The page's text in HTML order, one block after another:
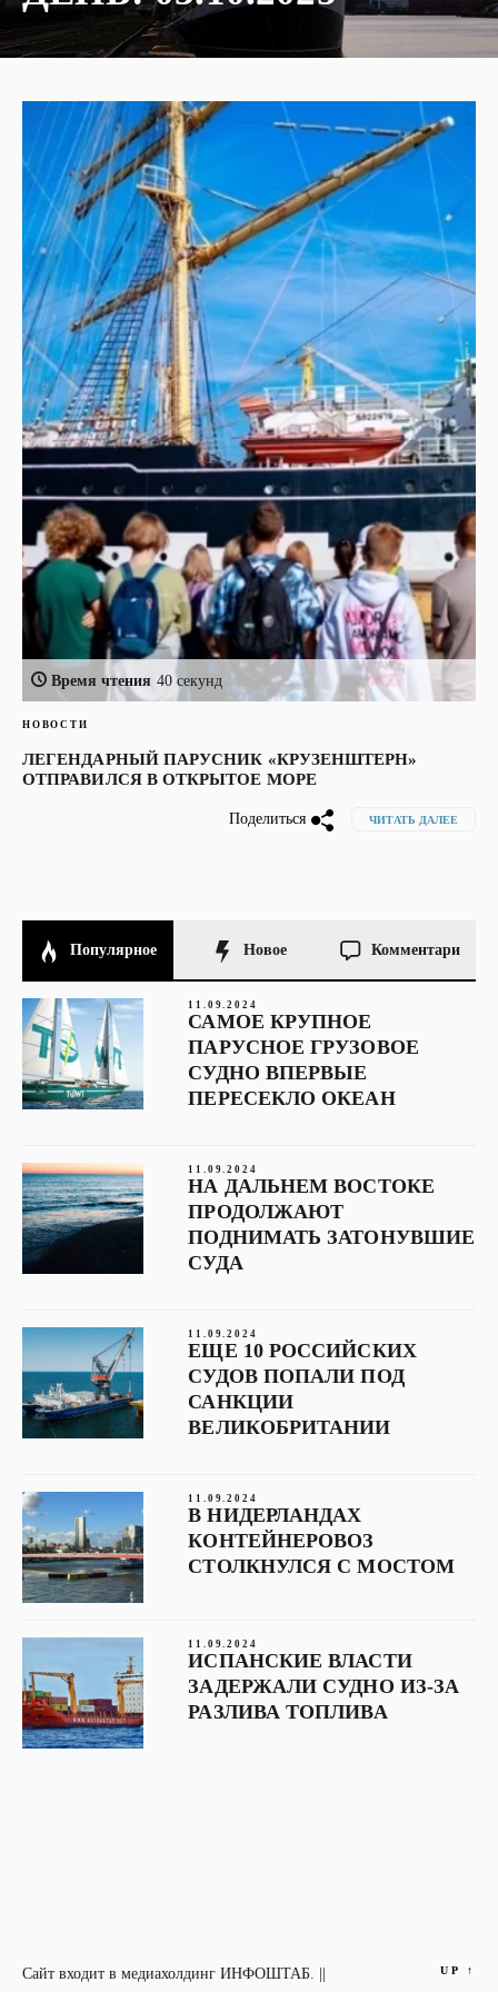
Время чтения 40 секунд
НОВОСТИ
ЛЕГЕНДАРНЫЙ ПАРУСНИК «КРУЗЕНШТЕРН»
ОТПРАВИЛСЯ В ОТКРЫТОЕ МОРЕ
Поделиться ЧИТАТЬ ДАЛЕЕ
Популярное Новое Комментари
11.09.2024
САМОЕ КРУПНОЕ
ПАРУСНОЕ ГРУЗОВОЕ
СУДНО ВПЕРВЫЕ
ПЕРЕСЕКЛО ОКЕАН
11.09.2024
НА ДАЛЬНЕМ ВОСТОКЕ
ПРОДОЛЖАЮТ
ПОДНИМАТЬ ЗАТОНУВШИЕ
СУДА
11.09.2024
ЕЩЕ 10 РОССИЙСКИХ
СУДОВ ПОПАЛИ ПОД
САНКЦИИ
ВЕЛИКОБРИТАНИИ
11.09.2024
В НИДЕРЛАНДАХ
КОНТЕЙНЕРОВОЗ
СТОЛКНУЛСЯ С МОСТОМ
11.09.2024
ИСПАНСКИЕ ВЛАСТИ
ЗАДЕРЖАЛИ СУДНО ИЗ-ЗА
РАЗЛИВА ТОПЛИВА
Сайт входит в медиахолдинг ИНФОШТАБ. ||
UP ↑